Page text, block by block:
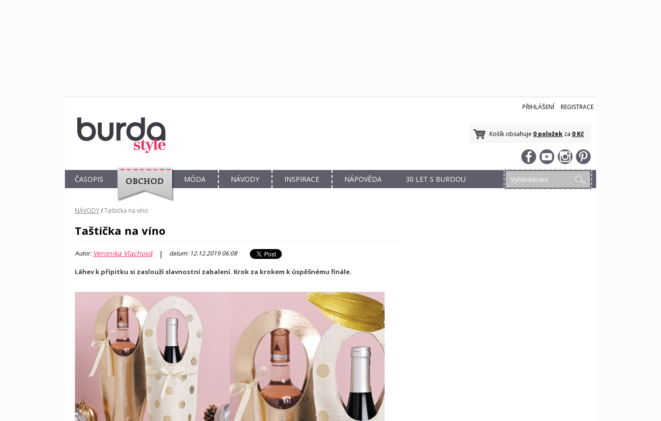
PŘIHLÁŠENÍ REGISTRACE
Košík obsahuje 0 položek za 0 Kč
ČASOPIS
OBCHOD
MÓDA NÁVODY INSPIRACE NÁPOVĚDA 30 LET S BURDOU
NÁVODY/Taštička na víno
Taštička na víno
Autor: Veronika Vlachová | datum: 12.12.2019 06:08
Láhev k přípitku si zaslouží slavnostní zabalení. Krok za krokem k úspěšnému finále.